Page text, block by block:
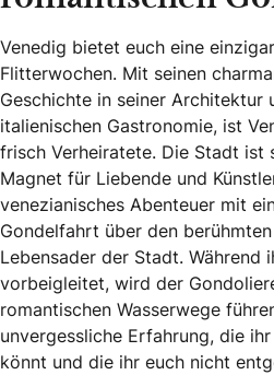
Venedig bietet euch eine
Flitterwochen. Mit seinen
Geschichte in seiner Architektur
italienischen Gastronomie, ist
frisch Verheiratete. Die Stadt ist
Magnet für Liebende und
venezianisches Abenteuer mit
Gondelfahrt über den
Lebensader der Stadt. Während
vorbeigleitet, wird der
romantischen Wasserwege
unvergessliche Erfahrung, die
könnt und die ihr euch nicht